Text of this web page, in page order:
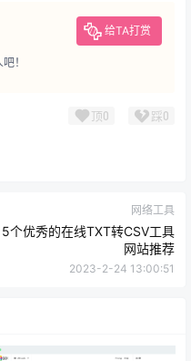
给TA打赏
！
顶0 踩0
网络工具
5个优秀的在线TXT转CSV工具
网站推荐
2023-2-24 13:00:51